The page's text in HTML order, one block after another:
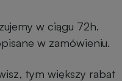
w ciągu 72h.
w zamówieniu.
tym większy rabat